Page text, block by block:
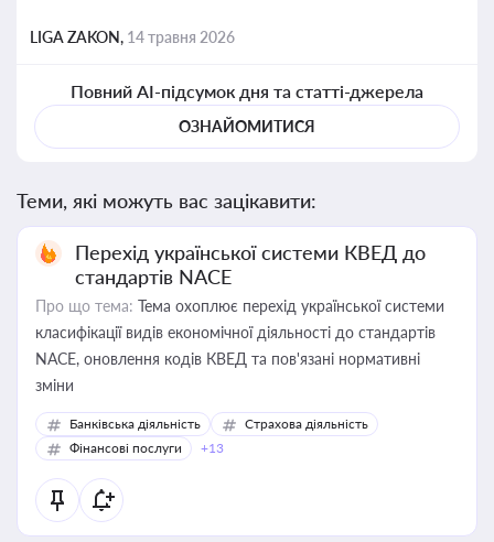
LIGA ZAKON, 14 травня 2026
Повний AI-підсумок дня та статті-джерела
ОЗНАЙОМИТИСЯ
Теми, які можуть вас зацікавити:
Перехід української системи КВЕД до
стандартів NACE
Про що тема: Тема охоплює перехід української системи
класифікації видів економічної діяльності до стандартів
NACE, оновлення кодів КВЕД та пов'язані нормативні
зміни
Банківська діяльність
Страхова діяльність
Фінансові послуги
+13